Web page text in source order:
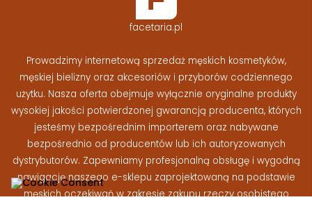
facetaria.pl
Prowadzimy internetową sprzedaż męskich kosmetyków,
męskiej bielizny oraz akcesoriów i przyborów codziennego
użytku. Nasza oferta obejmuje wyłącznie oryginalne produkty
wysokiej jakości potwierdzonej gwarancją producenta, których
jesteśmy bezpośrednim importerem oraz nabywane
bezpośrednio od producentów lub ich autoryzowanych
dystrybutorów. Zapewniamy profesjonalną obsługę i wygodną
nawigację naszego e-sklepu zaprojektowaną na podstawie
męskich oczekiwań w zakresie zakupu rzeczy osobistego